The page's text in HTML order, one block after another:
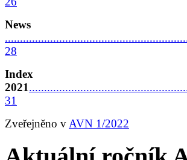
News
28
Index
2021
31
Zveřejněno vAVN 1/2022